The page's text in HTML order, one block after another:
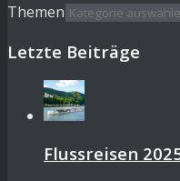
Themen
Letzte Beiträge
Flussreisen